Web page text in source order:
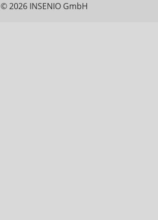
© 2026 INSENIO GmbH